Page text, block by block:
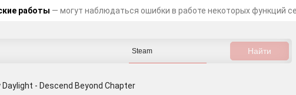
работы — могут наблюдаться ошибки в работе некоторых функций
Daylight - Descend Beyond Chapter